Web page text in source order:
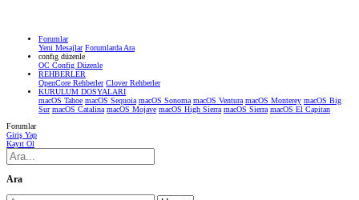
Forumlar
Yeni Mesajlar Forumlarda Ara
confıg düzenle
OC Config Düzenle
REHBERLER
OpenCore Rehberler Clover Rehberler
KURULUM DOSYALARI
macOS Tahoe macOS Sequoia macOS Sonoma macOS Ventura macOS Monterey macOS Big
Sur macOS Catalina macOS Mojave macOS High Sierra macOS Sierra macOS El Capitan
Forumlar
Giriş Yap
Kayıt Ol
Ara